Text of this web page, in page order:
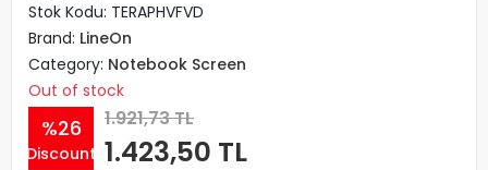
Stok Kodu: TERAPHVFVD
Brand: LineOn
Category: Notebook Screen
Out of stock
%26
Discount
1.921,73 TL
1.423,50 TL